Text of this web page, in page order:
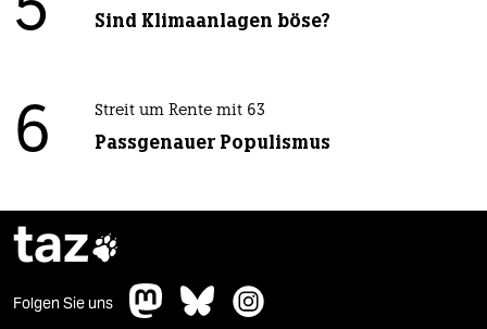
5 Sind Klimaanlagen böse?
6 Streit um Rente mit 63
Passgenauer Populismus
taz
Folgen Sie uns